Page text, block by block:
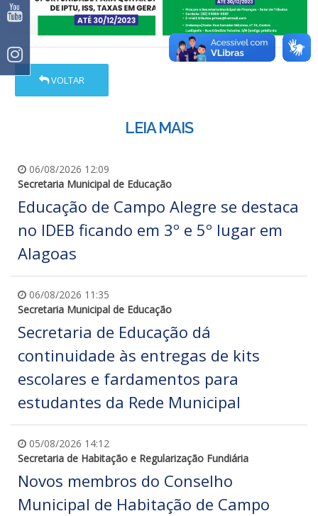
VOLTAR
LEIA MAIS
06/08/2026 12:09
Secretaria Municipal de Educação
Educação de Campo Alegre se destaca
no IDEB ficando em 3º e 5º lugar em
Alagoas
06/08/2026 11:35
Secretaria Municipal de Educação
Secretaria de Educação dá
continuidade às entregas de kits
escolares e fardamentos para
estudantes da Rede Municipal
05/08/2026 14:12
Secretaria de Habitação e Regularização Fundiária
Novos membros do Conselho
Municipal de Habitação de Campo